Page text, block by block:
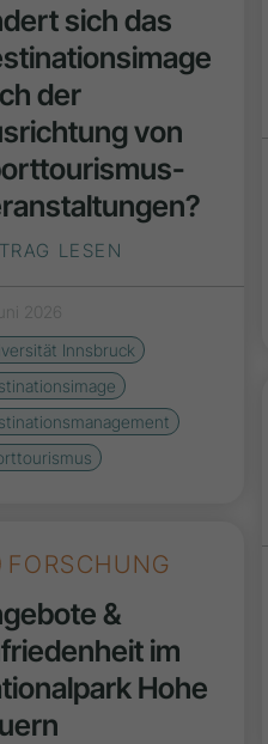
sich das
der
von
LESEN
2026
Innsbruck
FORSCHUNG
&
im
Hohe